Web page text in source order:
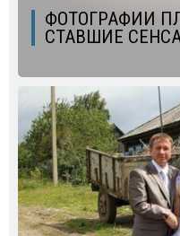
ФОТОГРАФИИ
СТАВШИЕ